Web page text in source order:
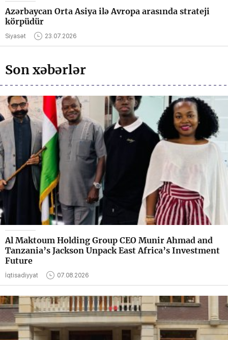
Azərbaycan Orta Asiya ilə Avropa arasında strateji
körpüdür
Siyasət 23.07.2026
Son xəbərlər
Al Maktoum Holding Group CEO Munir Ahmad and
Tanzania’s Jackson Unpack East Africa’s Investment
Future
İqtisadiyyat 07.08.2026